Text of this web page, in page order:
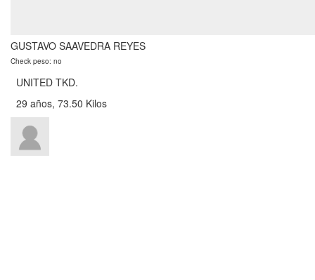
GUSTAVO SAAVEDRA REYES
Check peso: no
UNITED TKD.
29 años, 73.50 Kilos